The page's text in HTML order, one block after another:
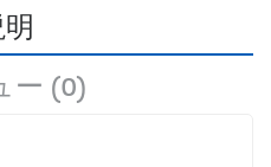
ー (0)